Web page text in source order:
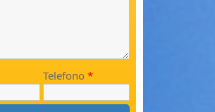
Telefono *